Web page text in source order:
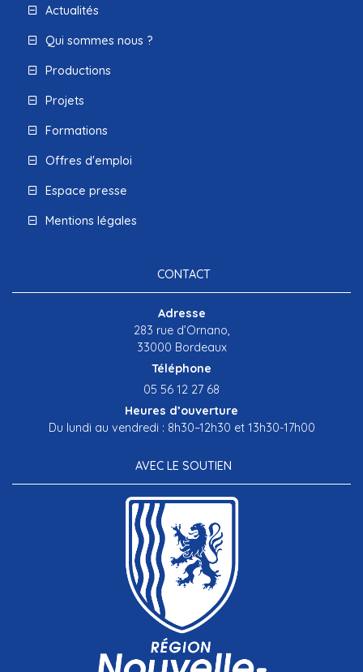
Actualités
Qui sommes nous ?
Productions
Projets
Formations
Offres d'emploi
Espace presse
Mentions légales
CONTACT
Adresse
283 rue d’Ornano,
33000 Bordeaux
Téléphone
05 56 12 27 68
Heures d’ouverture
Du lundi au vendredi : 8h30–12h30 et 13h30-17h00
AVEC LE SOUTIEN